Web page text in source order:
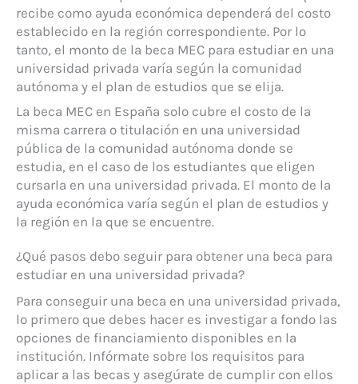
recibe como ayuda económica dependerá del costo
establecido en la región correspondiente. Por lo
tanto, el monto de la beca MEC para estudiar en una
universidad privada varía según la comunidad
autónoma y el plan de estudios que se elija.
La beca MEC en España solo cubre el costo de la
misma carrera o titulación en una universidad
pública de la comunidad autónoma donde se
estudia, en el caso de los estudiantes que eligen
cursarla en una universidad privada. El monto de la
ayuda económica varía según el plan de estudios y
la región en la que se encuentre.
¿Qué pasos debo seguir para obtener una beca para
estudiar en una universidad privada?
Para conseguir una beca en una universidad privada,
lo primero que debes hacer es investigar a fondo las
opciones de financiamiento disponibles en la
institución. Infórmate sobre los requisitos para
aplicar a las becas y asegúrate de cumplir con ellos